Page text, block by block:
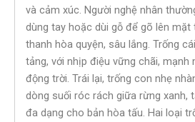
và cảm xúc. Người nghệ nhân
dùng tay hoặc dùi gỗ để gõ lên mặt
thanh hòa quyện, sâu lắng. Trống
tảng, với nhịp điệu vững chãi, mạnh
động trời. Trái lại, trống con nhẹ
dòng suối róc rách giữa rừng xanh,
đa dạng cho bản hòa tấu. Hai loại